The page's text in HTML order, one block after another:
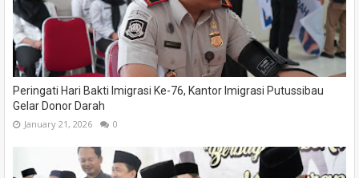
Peringati Hari Bakti Imigrasi Ke-76, Kantor Imigrasi Putussibau
Gelar Donor Darah
January 21, 2026 0